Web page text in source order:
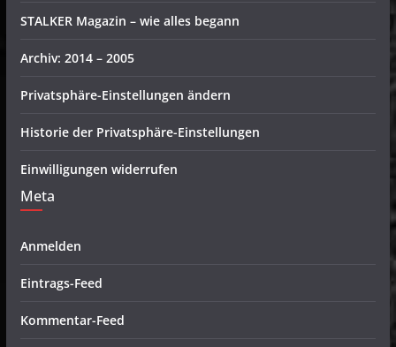
STALKER Magazin – wie alles begann
Archiv: 2014 – 2005
Privatsphäre-Einstellungen ändern
Historie der Privatsphäre-Einstellungen
Einwilligungen widerrufen
Meta
Anmelden
Eintrags-Feed
Kommentar-Feed